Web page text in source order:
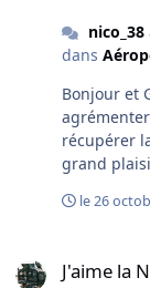
nico_38
dans
Bonjour et
agrémenter
récupérer
grand
ne serai
le 26
J'aime la